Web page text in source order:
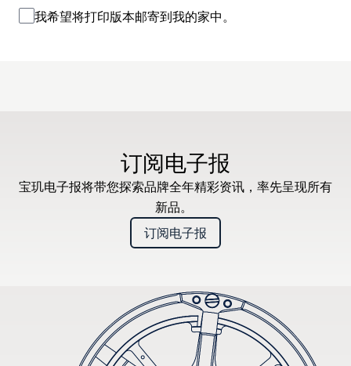
我希望将打印版本邮寄到我的家中。
订阅电子报
宝玑电子报将带您探索品牌全年精彩资讯，率先呈现所有
新品。
订阅电子报